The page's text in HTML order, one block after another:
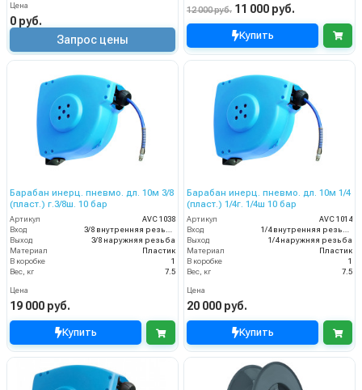
Цена
0 руб.
Запрос цены
12 000 руб. 11 000 руб.
Купить
Барабан инерц. пневмо. дл. 10м 3/8
(пласт.) г.3/8ш. 10 бар
Артикул
AVC 1038
Вход
3/8 внутренняя резьба
Выход
3/8 наружняя резьба
Материал
Пластик
В коробке
1
Вес, кг
7.5
Цена
19 000 руб.
Купить
Барабан инерц. пневмо. дл. 10м 1/4
(пласт.) 1/4г. 1/4ш 10 бар
Артикул
AVC 1014
Вход
1/4 внутренняя резьба
Выход
1/4 наружняя резьба
Материал
Пластик
В коробке
1
Вес, кг
7.5
Цена
20 000 руб.
Купить